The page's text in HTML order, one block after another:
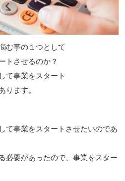
む事の１つとして
トさせるのか？
て事業をスタート
ります。
て事業をスタートさせたいのであ
必要があったので、事業をスター